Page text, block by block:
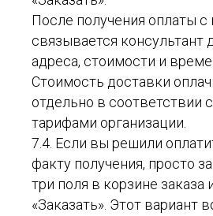
После получения оплаты с
связывается консультант
адреса, стоимости и
Стоимость доставки
отдельно в
тарифами организации.
7.4. Если вы решили
факту получения, просто
три поля в корзине заказа
«Заказать». Этот вариант